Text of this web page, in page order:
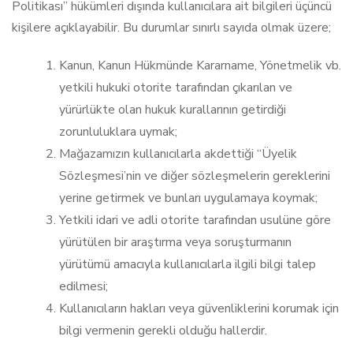
Politikası” hükümleri dışında kullanıcılara ait bilgileri üçüncü
kişilere açıklayabilir. Bu durumlar sınırlı sayıda olmak üzere;
Kanun, Kanun Hükmünde Kararname, Yönetmelik vb.
yetkili hukuki otorite tarafından çıkarılan ve
yürürlükte olan hukuk kurallarının getirdiği
zorunluluklara uymak;
Mağazamızın kullanıcılarla akdettiği “Üyelik
Sözleşmesi’nin ve diğer sözleşmelerin gereklerini
yerine getirmek ve bunları uygulamaya koymak;
Yetkili idari ve adli otorite tarafından usulüne göre
yürütülen bir araştırma veya soruşturmanın
yürütümü amacıyla kullanıcılarla ilgili bilgi talep
edilmesi;
Kullanıcıların hakları veya güvenliklerini korumak için
bilgi vermenin gerekli olduğu hallerdir.